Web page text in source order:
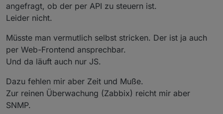
angefragt, ob der per API zu steuern ist.
Leider nicht.
Müsste man vermutlich selbst stricken. Der ist ja auch
per Web-Frontend ansprechbar.
Und da läuft auch nur JS.
Dazu fehlen mir aber Zeit und Muße.
Zur reinen Überwachung (Zabbix) reicht mir aber
SNMP.